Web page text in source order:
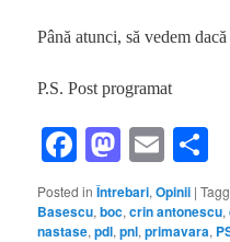
Până atunci, să vedem
P.S. Post programat
Facebook
Email
Posted in Întrebari,Opinii |
Basescu,boc,crin antonescu,
nastase,pdl,pnl,primavara,